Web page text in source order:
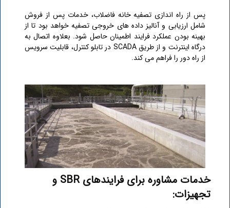
پس از راه اندازی تصفیه خانه فاضلاب، خدمات پس از فروش
شامل ارزیابی و آنالیز داده های خروجی تصفیه خواهد بود تا از
بهینه بودن عملکرد فرایند اطمینان حاصل شود. بعلاوه اتصال به
درگاه اینترنت و از طریق SCADA در تابلو کنترل، قابلیت سرویس
از راه دور را فراهم می کند.
خدمات مشاوره برای فرایندهای SBR و
تجهیزات: